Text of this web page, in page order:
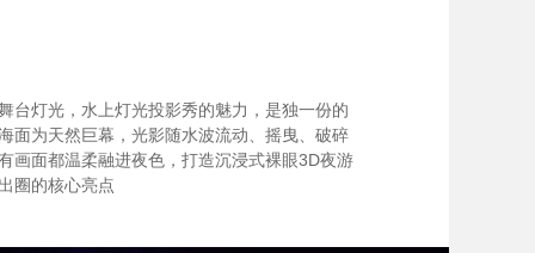
台灯光，水上灯光投影秀的魅力，是独一份的
面为天然巨幕，光影随水波流动、摇曳、破碎
画面都温柔融进夜色，打造沉浸式裸眼3D夜游
圈的核心亮点